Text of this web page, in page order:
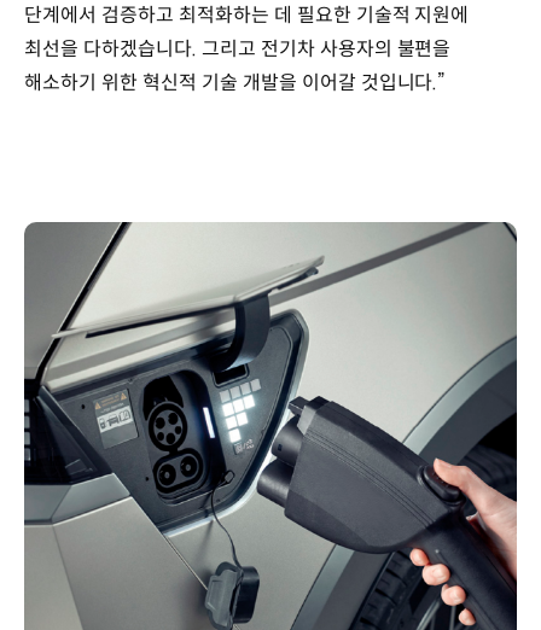
단계에서 검증하고 최적화하는 데 필요한 기술적 지원에
최선을 다하겠습니다. 그리고 전기차 사용자의 불편을
해소하기 위한 혁신적 기술 개발을 이어갈 것입니다.”